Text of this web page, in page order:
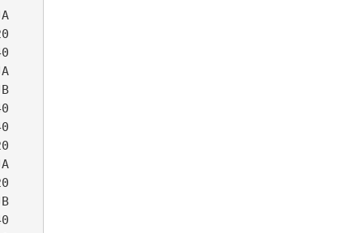
31:28  12. M40  
        109.  361 Klaßen, Birgit          62 LV Oelde                     31:34  10. W45  
        110.  367 Hagedorn, Heike         67                              31:36